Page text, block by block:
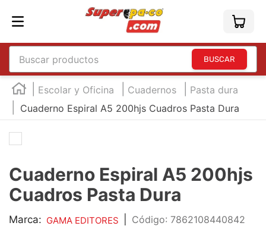
Buscar productos
Escolar y Oficina Cuadernos
Pasta dura
Cuaderno Espiral A5 200hjs Cuadros Pasta Dura
Cuaderno Espiral A5 200hjs
Cuadros Pasta Dura
Marca: GAMA EDITORES : 7862108440842
TÉRMINOS MÁS BUSCADOS
1.
england
2.
marcador e300
3
england sound
mouse